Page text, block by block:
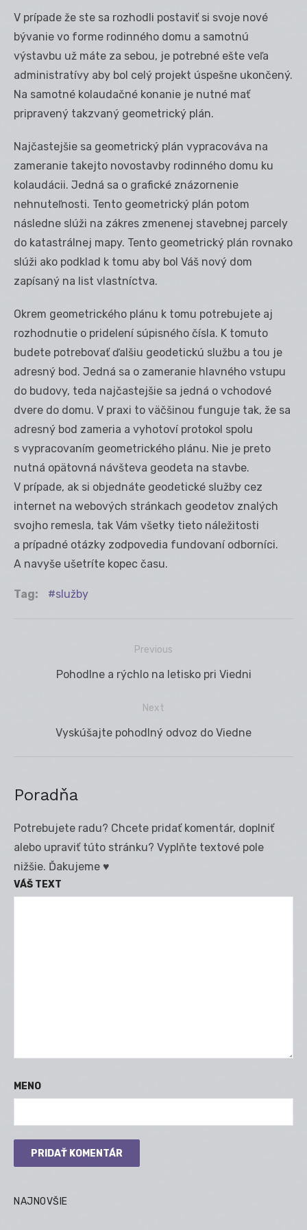
V prípade že ste sa rozhodli postaviť si svoje nové
bývanie vo forme rodinného domu a samotnú
výstavbu už máte za sebou, je potrebné ešte veľa
administratívy aby bol celý projekt úspešne ukončený.
Na samotné kolaudačné konanie je nutné mať
pripravený takzvaný geometrický plán.
Najčastejšie sa geometrický plán vypracováva na
zameranie takejto novostavby rodinného domu ku
kolaudácii. Jedná sa o grafické znázornenie
nehnuteľnosti. Tento geometrický plán potom
následne slúži na zákres zmenenej stavebnej parcely
do katastrálnej mapy. Tento geometrický plán rovnako
slúži ako podklad k tomu aby bol Váš nový dom
zapísaný na list vlastníctva.
Okrem geometrického plánu k tomu potrebujete aj
rozhodnutie o pridelení súpisného čísla. K tomuto
budete potrebovať ďalšiu geodetickú službu a tou je
adresný bod. Jedná sa o zameranie hlavného vstupu
do budovy, teda najčastejšie sa jedná o vchodové
dvere do domu. V praxi to väčšinou funguje tak, že sa
adresný bod zameria a vyhotoví protokol spolu
s vypracovaním geometrického plánu. Nie je preto
nutná opätovná návšteva geodeta na stavbe.
V prípade, ak si objednáte geodetické služby cez
internet na webových stránkach geodetov znalých
svojho remesla, tak Vám všetky tieto náležitosti
a prípadné otázky zodpovedia fundovaní odborníci.
A navyše ušetríte kopec času.
Tag: služby
Previous
Previous
Pohodlne a rýchlo na letisko pri Viedni
Next
Next
Vyskúšajte pohodlný odvoz do Viedne
Poradňa
Potrebujete radu? Chcete pridať komentár, doplniť
alebo upraviť túto stránku? Vyplňte textové pole
nižšie. Ďakujeme ♥
VÁŠ TEXT
MENO
NAJNOVŠIE